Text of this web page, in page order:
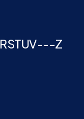
RSTUV---Z